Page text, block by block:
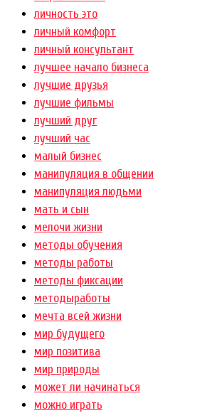
личность это
личный комфорт
личный консультант
лучшее начало бизнеса
лучшие друзья
лучшие фильмы
лучший друг
лучший час
малый бизнес
манипуляция в общении
манипуляция людьми
мать и сын
мелочи жизни
методы обучения
методы работы
методы фиксации
методыработы
мечта всей жизни
мир будущего
мир позитива
мир природы
может ли начинаться
можно играть